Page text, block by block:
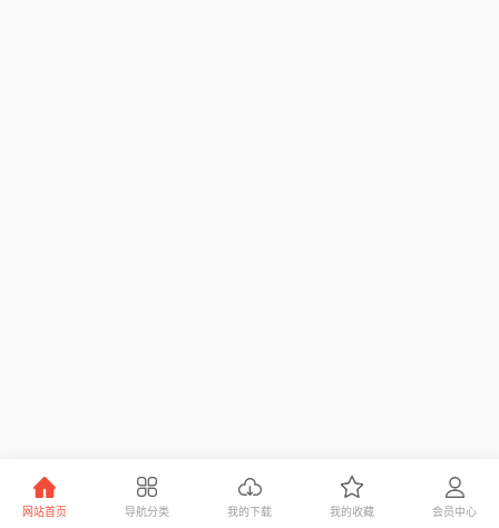
网站首页 导航分类 我的下载 我的收藏 会员中心